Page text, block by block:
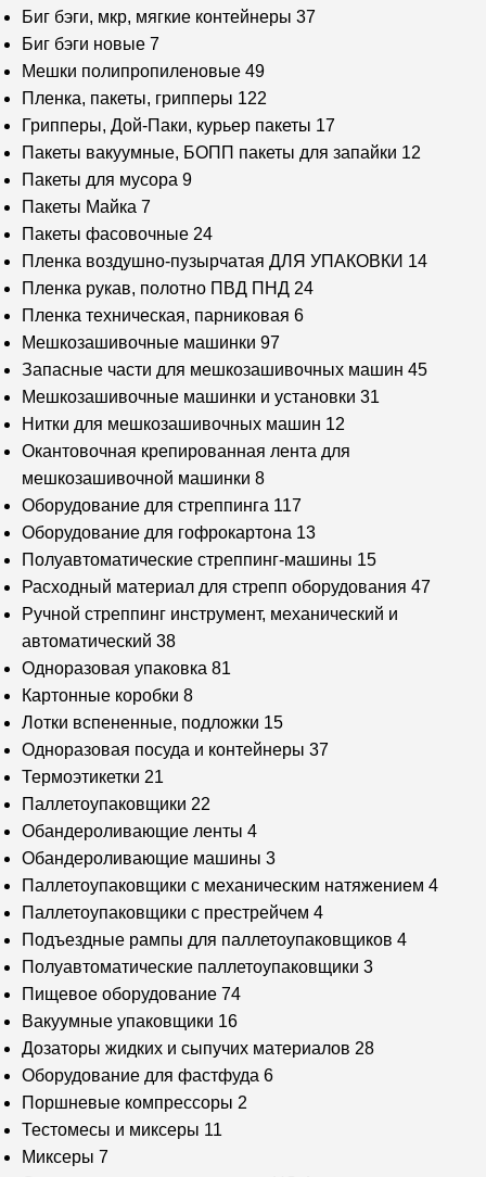
Биг бэги, мкр, мягкие контейнеры 37
Биг бэги новые 7
Мешки полипропиленовые 49
Пленка, пакеты, грипперы 122
Грипперы, Дой-Паки, курьер пакеты 17
Пакеты вакуумные, БОПП пакеты для запайки 12
Пакеты для мусора 9
Пакеты Майка 7
Пакеты фасовочные 24
Пленка воздушно-пузырчатая ДЛЯ УПАКОВКИ 14
Пленка рукав, полотно ПВД ПНД 24
Пленка техническая, парниковая 6
Мешкозашивочные машинки 97
Запасные части для мешкозашивочных машин 45
Мешкозашивочные машинки и установки 31
Нитки для мешкозашивочных машин 12
Окантовочная крепированная лента для
мешкозашивочной машинки 8
Оборудование для стреппинга 117
Оборудование для гофрокартона 13
Полуавтоматические стреппинг-машины 15
Расходный материал для стрепп оборудования 47
Ручной стреппинг инструмент, механический и
автоматический 38
Одноразовая упаковка 81
Картонные коробки 8
Лотки вспененные, подложки 15
Одноразовая посуда и контейнеры 37
Термоэтикетки 21
Паллетоупаковщики 22
Обандероливающие ленты 4
Обандероливающие машины 3
Паллетоупаковщики с механическим натяжением 4
Паллетоупаковщики с престрейчем 4
Подъездные рампы для паллетоупаковщиков 4
Полуавтоматические паллетоупаковщики 3
Пищевое оборудование 74
Вакуумные упаковщики 16
Дозаторы жидких и сыпучих материалов 28
Оборудование для фастфуда 6
Поршневые компрессоры 2
Тестомесы и миксеры 11
Миксеры 7